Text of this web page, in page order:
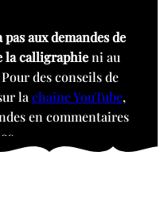
aux demandes de
la calligraphieni au
des conseils de
lachaîne YouTube,
en commentaires